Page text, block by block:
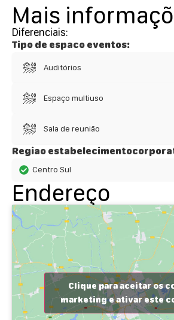
Mais
Diferenciais:
Tipo de espaco eventos:
Auditórios
Espaço multiuso
Sala de reunião
Regiao
Centro Sul
Endereço
Clique para aceitar os
marketing e ativar este